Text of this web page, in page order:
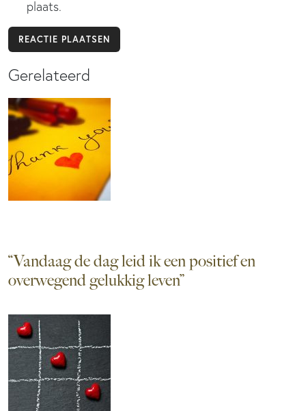
plaats.
Gerelateerd
“Vandaag de dag leid ik een positief en
overwegend gelukkig leven”